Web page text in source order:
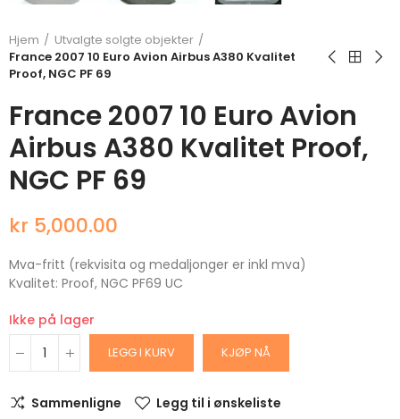
Hjem
Utvalgte solgte objekter
France 2007 10 Euro Avion Airbus A380 Kvalitet
Proof, NGC PF 69
France 2007 10 Euro Avion
Airbus A380 Kvalitet Proof,
NGC PF 69
kr 5,000.00
Mva-fritt (rekvisita og medaljonger er inkl mva)
Kvalitet: Proof, NGC PF69 UC
Ikke på lager
LEGG I KURV KJØP NÅ
Sammenligne Legg til i ønskeliste